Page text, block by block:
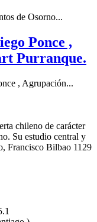
de Osorno...
Ponce ,
Purranque.
, Agrupación...
chileno de carácter
Su estudio central y
Francisco Bilbao 1129